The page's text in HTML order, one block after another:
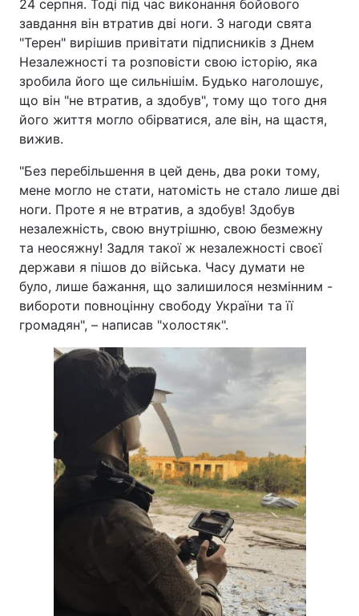
24 серпня. Тоді під час виконання бойового
завдання він втратив дві ноги. З нагоди свята
"Терен" вирішив привітати підписників з Днем
Незалежності та розповісти свою історію, яка
зробила його ще сильнішім. Будько наголошує,
що він "не втратив, а здобув", тому що того дня
його життя могло обірватися, але він, на щастя,
вижив.
"Без перебільшення в цей день, два роки тому,
мене могло не стати, натомість не стало лише дві
ноги. Проте я не втратив, а здобув! Здобув
незалежність, свою внутрішню, свою безмежну
та неосяжну! Задля такої ж незалежності своєї
держави я пішов до війська. Часу думати не
було, лише бажання, що залишилося незмінним -
вибороти повноцінну свободу України та її
громадян", – написав "холостяк".